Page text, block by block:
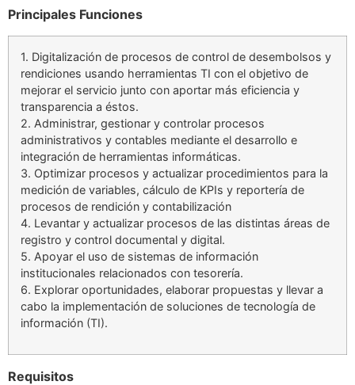
Principales Funciones
1. Digitalización de procesos de control de desembolsos y
rendiciones usando herramientas TI con el objetivo de
mejorar el servicio junto con aportar más eficiencia y
transparencia a éstos.
2. Administrar, gestionar y controlar procesos
administrativos y contables mediante el desarrollo e
integración de herramientas informáticas.
3. Optimizar procesos y actualizar procedimientos para la
medición de variables, cálculo de KPIs y reportería de
procesos de rendición y contabilización
4. Levantar y actualizar procesos de las distintas áreas de
registro y control documental y digital.
5. Apoyar el uso de sistemas de información
institucionales relacionados con tesorería.
6. Explorar oportunidades, elaborar propuestas y llevar a
cabo la implementación de soluciones de tecnología de
información (TI).
Requisitos